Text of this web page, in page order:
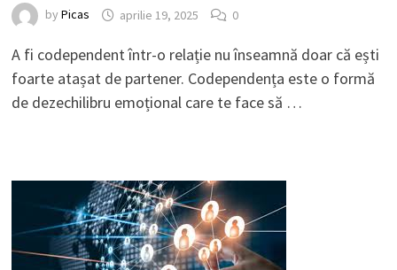
by Picas aprilie 19, 2025 0
A fi codependent într-o relație nu înseamnă doar că ești
foarte atașat de partener. Codependența este o formă
de dezechilibru emoțional care te face să …